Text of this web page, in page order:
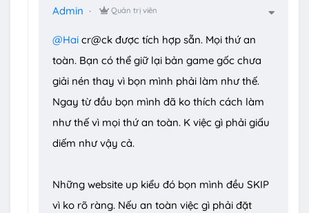
winrar có đặt pass. Làm vậy đề phòng bị win
hay cái AV nào cắn mất. Lúc đó thì chỉ việc tắt
hết các thứ đi rồi giải nén ra lấy lại các file
kờrach đỡ phải tải lại game.
Admin Quản trị viên
@Hai cr@ck được tích hợp sẵn. Mọi thứ an
toàn. Bạn có thể giữ lại bản game gốc chưa
giải nén thay vì bọn mình phải làm như thế.
Ngay từ đầu bọn mình đã ko thích cách làm
như thế vì mọi thứ an toàn. K việc gì phải giấu
diếm như vậy cả.
Những website up kiểu đó bọn mình đều SKIP
vì ko rõ ràng. Nếu an toàn việc gì phải đặt